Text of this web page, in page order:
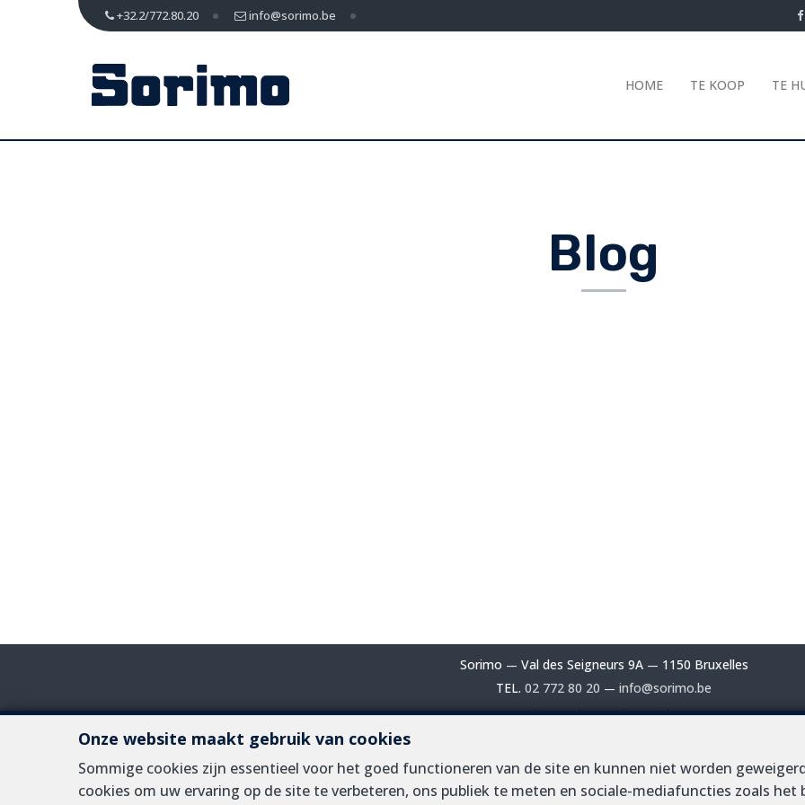
+32.2/772.80.20 info@sorimo.be
HOME TE KOOP TE
Blog
Onze website maakt gebruik van cookies
Sommige cookies zijn essentieel voor het goed functioneren van de site en kunnen niet worden
cookies om uw ervaring op de site te verbeteren, ons publiek te meten en sociale-mediafuncties zoals
Sorimo — Val des Seigneurs 9A — 1150 Bruxelles
TEL. 02 772 80 20 — info@sorimo.be
BIV-erkende vastgoedmakelaar in België, BIV N° 102 229 - Ondernemingsnummer /
Toezichthoudende Autoriteit : Beroepinstituut van Vastgoedmakelaars (BIV) Luxemburgstraat, 16B - 1000 Brussel - Tel. 02